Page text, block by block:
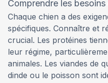
Comprendre les
Chaque chien a des
spécifiques. Connaître et
crucial. Les protéines
leur régime,
animales. Les viandes de
dinde ou le poisson sont